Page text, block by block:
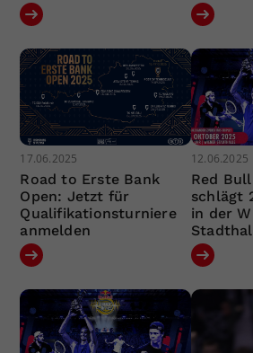
17.06.2025
Road to Erste Bank
Open: Jetzt für
Qualifikationsturniere
anmelden
12.06.2025
Red
schlägt
in der